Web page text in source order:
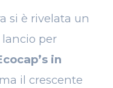
si è rivelata un
per
in
il crescente